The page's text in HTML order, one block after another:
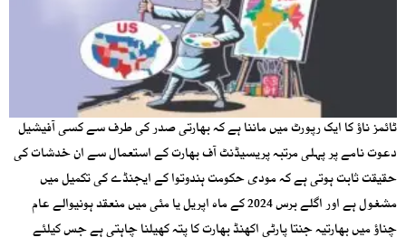
ٹائمز ناؤ کا ایک رپورٹ میں ماننا ہے کہ بھارتی صدر کی طرف سے کسی آفیشیل
دعوت نامے پر پہلی مرتبہ پریسیڈنٹ آف بھارت کے استعمال سے ان خدشات کی
حقیقت ثابت ہوتی ہے کہ مودی حکومت ہندوتوا کے ایجنڈے کی تکمیل میں
مشغول ہے اور اگلے برس 2024 کے ماہ اپریل یا مئی میں منعقد ہونیوالے عام
چناؤ میں بھارتیہ جنتا پارٹی اکھنڈ بھارت کا پتہ کھیلنا چاہتی ہے جس کیلئے